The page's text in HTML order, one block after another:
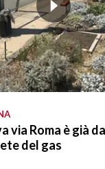
via Roma è già
del gas